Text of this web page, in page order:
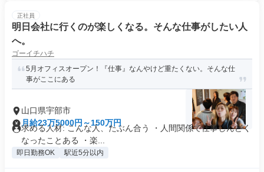
正社員
明日会社に行くのが楽しくなる。そんな仕事がしたい人
へ。
ゴーイチハチ
5月オフィスオープン！『仕事』なんやけど重たくない。そんな仕
事がここにある
山口県宇部市
月給23万5000円～150万円
求める人材: こんな人、たぶん合う ・人間関係で仕事しんどく
なったことある ・楽...
即日勤務OK 駅近5分以内